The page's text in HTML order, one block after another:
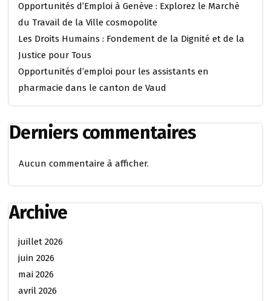
Opportunités d’Emploi à Genève : Explorez le Marché
du Travail de la Ville cosmopolite
Les Droits Humains : Fondement de la Dignité et de la
Justice pour Tous
Opportunités d’emploi pour les assistants en
pharmacie dans le canton de Vaud
Derniers commentaires
Aucun commentaire à afficher.
Archive
juillet 2026
juin 2026
mai 2026
avril 2026